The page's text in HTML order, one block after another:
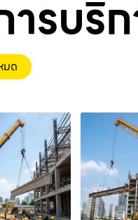
รบริ
มด